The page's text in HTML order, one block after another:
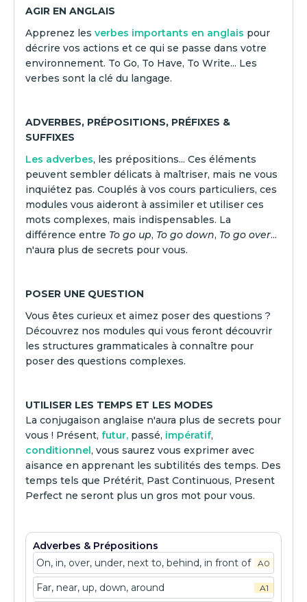
AGIR EN ANGLAIS
Apprenez les verbes importants en anglais pour
décrire vos actions et ce qui se passe dans votre
environnement. To Go, To Have, To Write... Les
verbes sont la clé du langage.
ADVERBES, PRÉPOSITIONS, PRÉFIXES &
SUFFIXES
Les adverbes, les prépositions... Ces éléments
peuvent sembler délicats à maîtriser, mais ne vous
inquiétez pas. Couplés à vos cours particuliers, ces
modules vous aideront à assimiler et utiliser ces
mots complexes, mais indispensables. La
différence entre To go up, To go down, To go over...
n'aura plus de secrets pour vous.
POSER UNE QUESTION
Vous êtes curieux et aimez poser des questions ?
Découvrez nos modules qui vous feront découvrir
les structures grammaticales à connaître pour
poser des questions complexes.
UTILISER LES TEMPS ET LES MODES
La conjugaison anglaise n'aura plus de secrets pour
vous ! Présent, futur, passé, impératif,
conditionnel , vous saurez vous exprimer avec
aisance en apprenant les subtilités des temps. Des
temps tels que Prétérit, Past Continuous, Present
Perfect ne seront plus un gros mot pour vous.
Adverbes & Prépositions
On, in, over, under, next to, behind, in front of
A0
Far, near, up, down, around A1